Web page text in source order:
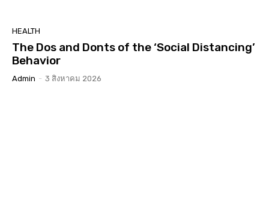
HEALTH
The Dos and Donts of the ‘Social Distancing’
Behavior
Admin - 3 สิงหาคม 2026